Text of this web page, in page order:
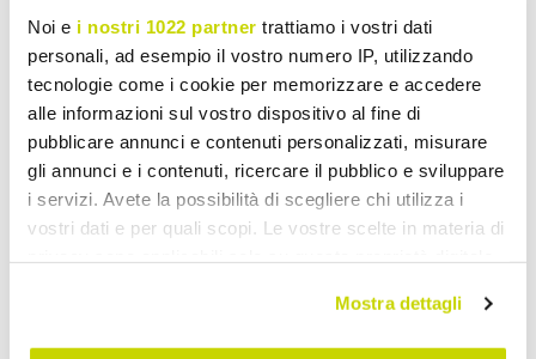
Noi e i nostri 1022 partner trattiamo i vostri dati
personali, ad esempio il vostro numero IP, utilizzando
tecnologie come i cookie per memorizzare e accedere
alle informazioni sul vostro dispositivo al fine di
pubblicare annunci e contenuti personalizzati, misurare
gli annunci e i contenuti, ricercare il pubblico e sviluppare
i servizi. Avete la possibilità di scegliere chi utilizza i
vostri dati e per quali scopi. Le vostre scelte in materia di
modificare o revocare il proprio consenso in qualsiasi
momento dalla Dichiarazione sui cookie o facendo clic
Mostra dettagli